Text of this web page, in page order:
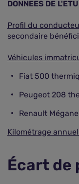
DONNEES DE
Profil du
secondaire
Véhicules
Fiat 500
Peugeot 208
Renault
Kilométrage annuel
Écart de